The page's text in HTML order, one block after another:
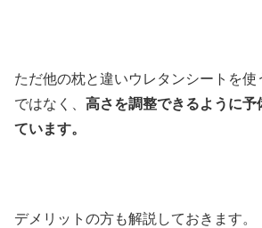
ただ他の枕と違いウレタンシートを
ではなく、 高さを調整できるように予
ています。
デメリットの方も解説しておきます。